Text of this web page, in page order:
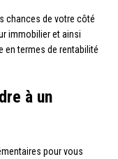
chances de votre côté
immobilier et ainsi
en termes de rentabilité
à un
pour vous